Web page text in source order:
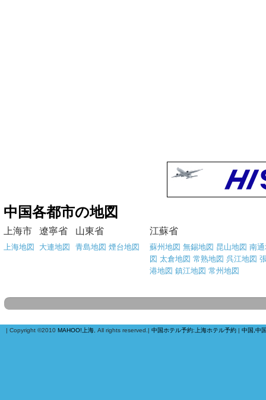
中国各都市の地図
上海市 遼寧省 山東省 江蘇省
上海地図 大連地図 青島地図 煙台地図 蘇州地図 無錫地図 昆山地図 南
図 太倉地図 常熟地図 呉江地図
港地図 鎮江地図 常州地図
| Copyright ©2010 MAHOO!上海 , All rights reserved.| 中国ホテル予約: 上海ホテル予約 | 中国,中